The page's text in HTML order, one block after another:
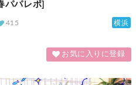
パパレポ]
横浜
415
お気に入りに登録